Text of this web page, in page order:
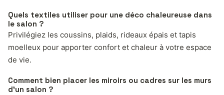
Quels textiles utiliser pour une déco chaleureuse dans
le salon ?
Privilégiez les coussins, plaids, rideaux épais et tapis
moelleux pour apporter confort et chaleur à votre espace
de vie.
Comment bien placer les miroirs ou cadres sur les murs
d’un salon ?